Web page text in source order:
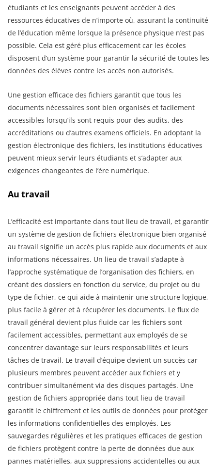
étudiants et les enseignants peuvent accéder à des
ressources éducatives de n’importe où, assurant la continuité
de l’éducation même lorsque la présence physique n’est pas
possible. Cela est géré plus efficacement car les écoles
disposent d’un système pour garantir la sécurité de toutes les
données des élèves contre les accès non autorisés.
Une gestion efficace des fichiers garantit que tous les
documents nécessaires sont bien organisés et facilement
accessibles lorsqu’ils sont requis pour des audits, des
accréditations ou d’autres examens officiels. En adoptant la
gestion électronique des fichiers, les institutions éducatives
peuvent mieux servir leurs étudiants et s’adapter aux
exigences changeantes de l’ère numérique.
Au travail
L’efficacité est importante dans tout lieu de travail, et garantir
un système de gestion de fichiers électronique bien organisé
au travail signifie un accès plus rapide aux documents et aux
informations nécessaires. Un lieu de travail s’adapte à
l’approche systématique de l’organisation des fichiers, en
créant des dossiers en fonction du service, du projet ou du
type de fichier, ce qui aide à maintenir une structure logique,
plus facile à gérer et à récupérer les documents. Le flux de
travail général devient plus fluide car les fichiers sont
facilement accessibles, permettant aux employés de se
concentrer davantage sur leurs responsabilités et leurs
tâches de travail. Le travail d’équipe devient un succès car
plusieurs membres peuvent accéder aux fichiers et y
contribuer simultanément via des disques partagés. Une
gestion de fichiers appropriée dans tout lieu de travail
garantit le chiffrement et les outils de données pour protéger
les informations confidentielles des employés. Les
sauvegardes régulières et les pratiques efficaces de gestion
de fichiers protègent contre la perte de données due aux
pannes matérielles, aux suppressions accidentelles ou aux